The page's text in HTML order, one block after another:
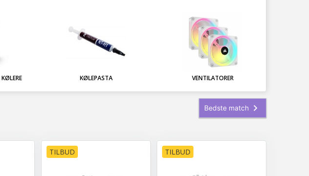
KØLEPASTA VENTILATORER
TILBUD TILBUD